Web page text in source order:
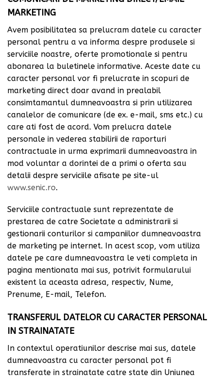
MARKETING
Avem posibilitatea sa prelucram datele cu caracter
personal pentru a va informa despre produsele si
serviciile noastre, oferte promotionale si pentru
abonarea la buletinele informative. Aceste date cu
caracter personal vor fi prelucrate in scopuri de
marketing direct doar avand in prealabil
consimtamantul dumneavoastra si prin utilizarea
canalelor de comunicare (de ex. e-mail, sms etc.) cu
care ati fost de acord. Vom prelucra datele
personale in vederea stabilirii de raporturi
contractuale in urma exprimarii dumneavoastra in
mod voluntar a dorintei de a primi o oferta sau
detalii despre serviciile afisate pe site-ul
www.senic.ro.
Serviciile contractuale sunt reprezentate de
prestarea de catre Societate a administrarii si
gestionarii conturilor si campaniilor dumneavoastra
de marketing pe internet. In acest scop, vom utiliza
datele pe care dumneavoastra le veti completa in
pagina mentionata mai sus, potrivit formularului
existent la aceasta adresa, respectiv, Nume,
Prenume, E-mail, Telefon.
TRANSFERUL DATELOR CU CARACTER PERSONAL
IN STRAINATATE
In contextul operatiunilor descrise mai sus, datele
dumneavoastra cu caracter personal pot fi
transferate in strainatate catre state din Uniunea